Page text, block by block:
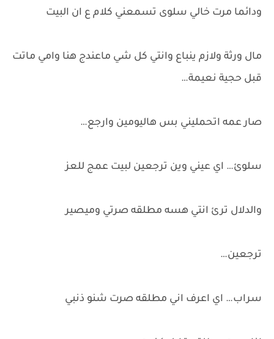
ودائما مرت خالي سلوى تسمعني كلام ع ان البيت
مال ورثة ولازم ينباع وانتي كل شي ماعندج هنا وامي ماتت
قبل حجية نعيمة…
صار عمه اتحمليني بس هاليومين وارجع…
سلوئ… اي عيني وين ترجعين لبيت عمج للعز
والدلال ترئ انتي هسه مطلقه صرتي وميصير
ترجعين…
سراب… اي اعرف اني مطلقه صرت شنو ذنبي